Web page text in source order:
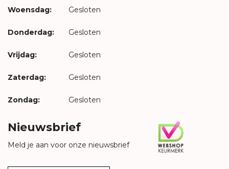
Woensdag: Gesloten
Donderdag: Gesloten
Vrijdag: Gesloten
Zaterdag: Gesloten
Zondag: Gesloten
Nieuwsbrief
Meld je aan voor onze nieuwsbrief